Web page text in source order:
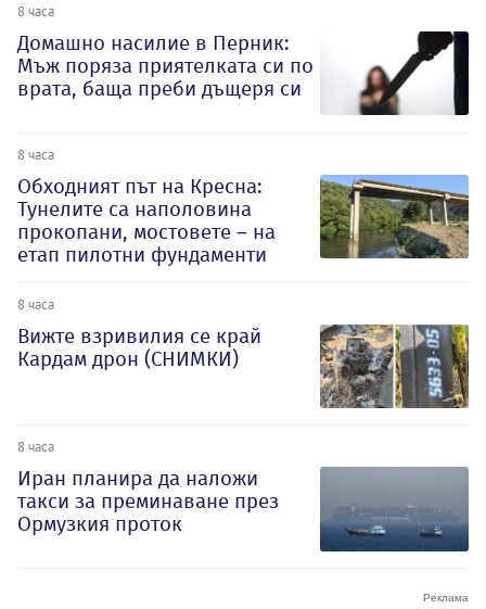
8 часа
Домашно насилие в Перник:
Мъж поряза приятелката си по
врата, баща преби дъщеря си
8 часа
Обходният път на Кресна:
Тунелите са наполовина
прокопани, мостовете – на
етап пилотни фундаменти
8 часа
Вижте взривилия се край
Кардам дрон (СНИМКИ)
8 часа
Иран планира да наложи
такси за преминаване през
Ормузкия проток